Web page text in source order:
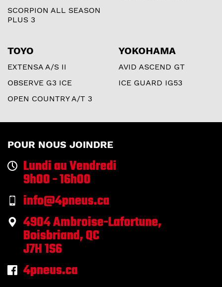
SCORPION ALL SEASON
PLUS 3
TOYO
EXTENSA A/S II
OBSERVE G3 ICE
OPEN COUNTRY A/T 3
YOKOHAMA
AVID ASCEND GT
ICE GUARD IG53
POUR NOUS JOINDRE
Lundi au Vendredi
9h00 - 16h00
info@4pneus.ca
4904 Ambroise-Lafortune,
Boisbriand, QC
J7H 1S6
4pneus.ca